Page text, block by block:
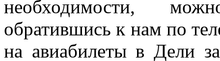
необходимости,
обратившись к нам по
на авиабилеты в Дели